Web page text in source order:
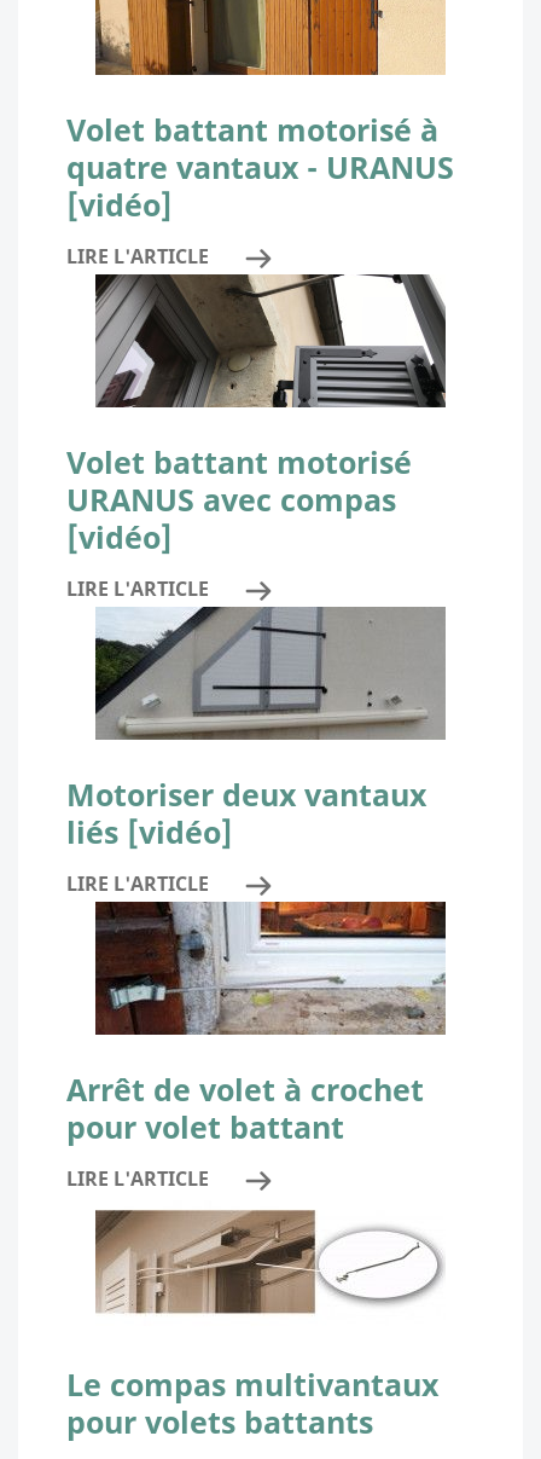
Volet battant motorisé à
quatre vantaux - URANUS
[vidéo]
LIRE L'ARTICLE
Volet battant motorisé
URANUS avec compas
[vidéo]
LIRE L'ARTICLE
Motoriser deux vantaux
liés [vidéo]
LIRE L'ARTICLE
Arrêt de volet à crochet
pour volet battant
LIRE L'ARTICLE
Le compas multivantaux
pour volets battants